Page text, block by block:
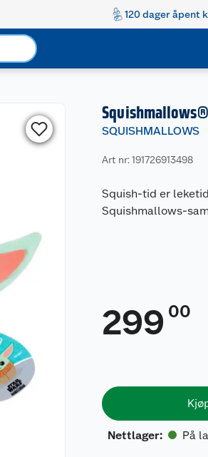
120 dager åpent
SQUISHMALLOWS
Art nr: 191726913498
Squish-tid er
Squishmallows-
299 00
Nettlager: På